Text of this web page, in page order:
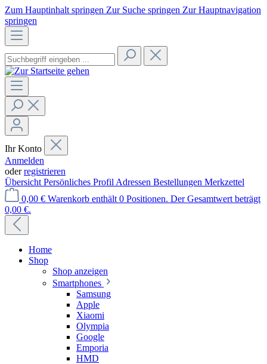
Zum Hauptinhalt springen Zur Suche springen Zur Hauptnavigation
springen
Ihr Konto
Anmelden
oderregistrieren
Übersicht Persönliches Profil Adressen Bestellungen Merkzettel
0,00 € Warenkorb enthält 0 Positionen. Der Gesamtwert beträgt
0,00 €.
Home
Shop
Shop anzeigen
Smartphones
Samsung
Apple
Xiaomi
Olympia
Google
Emporia
HMD